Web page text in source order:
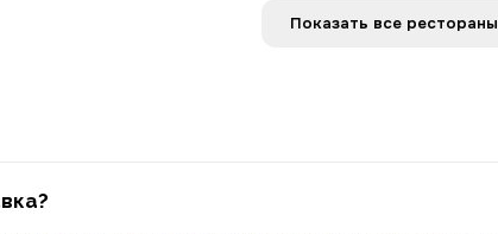
Показать все рестораны